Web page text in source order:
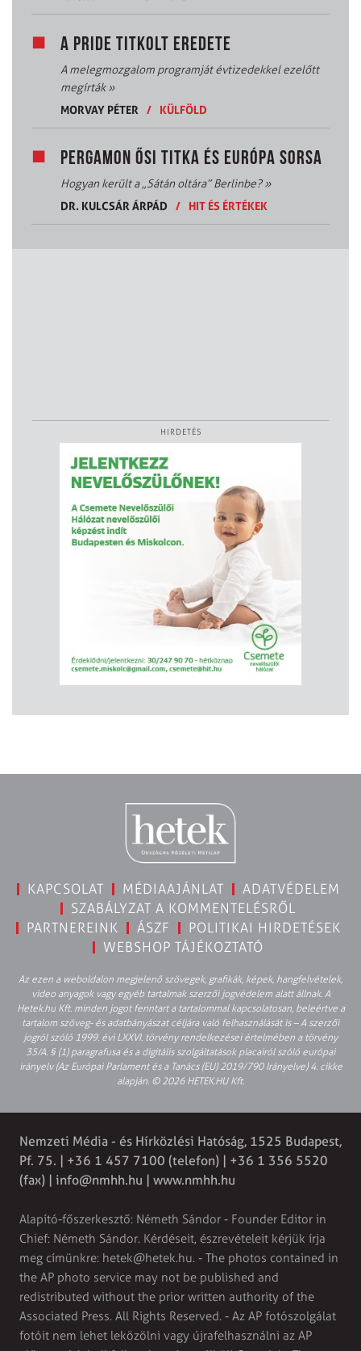
A PRIDE TITKOLT EREDETE
A melegmozgalom programját évtizedekkel ezelőtt
megírták»
MORVAY PÉTER
/ KÜLFÖLD
PERGAMON ŐSI TITKA ÉS EURÓPA SORSA
Hogyan került a „Sátán oltára” Berlinbe?»
DR. KULCSÁR ÁRPÁD
/ HIT ÉS ÉRTÉKEK
HIRDETÉS
KAPCSOLAT MÉDIAAJÁNLAT
ADATVÉDELEM
SZABÁLYZAT A KOMMENTELÉSRŐL
PARTNEREINK
ÁSZF
POLITIKAI HIRDETÉSEK
WEBSHOP TÁJÉKOZTATÓ
Az ezen a weboldalon megjelenő szövegek, grafikák, képek, hangfelvételek,
video anyagok vagy egyéb tartalmak szerzői jogvédelem alatt állnak. A
Hetek.hu Kft. minden jogot fenntart a tartalommal kapcsolatosan, beleértve a
tartalom szöveg- és adatbányászat céljára való felhasználását is – A szerzői
jogról szóló 1999. évi LXXVI. törvény rendelkezései értelmében a törvény
35/A. § (1) paragrafusa és a digitális szolgáltatások piacairól szóló európai
irányelv (Az Európai Parlament és a Tanács (EU) 2019/790 Irányelve) 4. cikke
alapján. © 2026 HETEK.HU Kft.
Nemzeti Média - és Hírközlési Hatóság, 1525 Budapest,
Pf. 75. | +36 1 457 7100 (telefon) | +36 1 356 5520
(fax) | info@nmhh.hu | www.nmhh.hu
Alapító-főszerkesztő: Németh Sándor - Founder Editor in
Chief: Németh Sándor. Kérdéseit, észrevételeit kérjük írja
meg címünkre: hetek@hetek.hu. - The photos contained in
the AP photo service may not be published and
redistributed without the prior written authority of the
Associated Press. All Rights Reserved. - Az AP fotószolgálat
fotóit nem lehet leközölni vagy újrafelhasználni az AP